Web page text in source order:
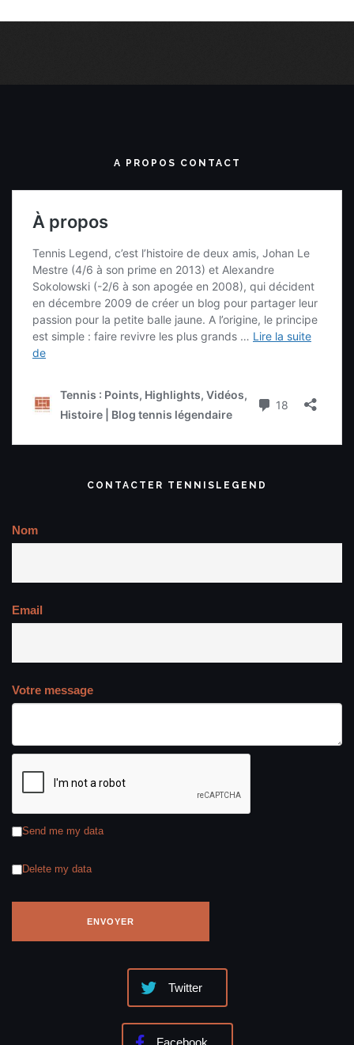
A PROPOS CONTACT
CONTACTER TENNISLEGEND
Nom
Email
Votre message
Send me my data
Delete my data
Twitter
Facebook